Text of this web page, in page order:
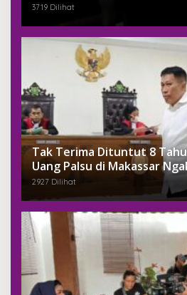
3719 Dilihat
Tak Terima Dituntut 8
Uang Palsu di Makassar
Jaksa Dengan Miliaran
2927 Dilihat